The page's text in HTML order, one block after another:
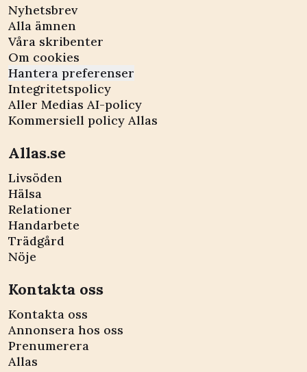
Nyhetsbrev
Alla ämnen
Våra skribenter
Om cookies
Hantera preferenser
Integritetspolicy
Aller Medias AI-policy
Kommersiell policy Allas
Allas.se
Livsöden
Hälsa
Relationer
Handarbete
Trädgård
Nöje
Kontakta oss
Kontakta oss
Annonsera hos oss
Prenumerera
Allas